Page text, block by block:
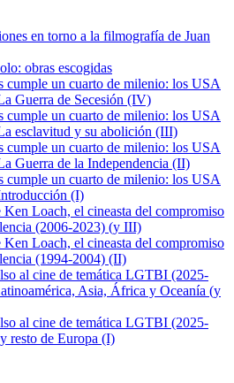
en torno a la filmografía de Juan
obras escogidas
cumple un cuarto de milenio: los USA
Guerra de Secesión (IV)
cumple un cuarto de milenio: los USA
esclavitud y su abolición (III)
cumple un cuarto de milenio: los USA
Guerra de la Independencia (II)
cumple un cuarto de milenio: los USA
(I)
Ken Loach, el cineasta del compromiso
(2006-2023) (y III)
Ken Loach, el cineasta del compromiso
(1994-2004) (II)
al cine de temática LGTBI (2025-
Asia, África y Oceanía (y
al cine de temática LGTBI (2025-
resto de Europa (I)